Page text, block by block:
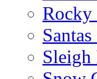
Rocky
Sleigh